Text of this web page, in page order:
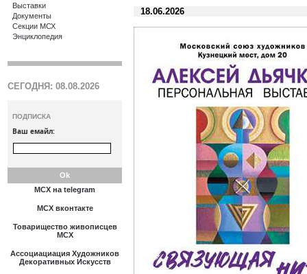
Выставки
Документы
Секции МСХ
Энциклопедия
СЕГОДНЯ: 08.08.2026
ПОДПИСКА
Ваш емайл:
МСХ на telegram
МСХ вконтакте
Товарищество живописцев
МСХ
Ассоциациация Художников
Декоративных Искусств
18.06.2026